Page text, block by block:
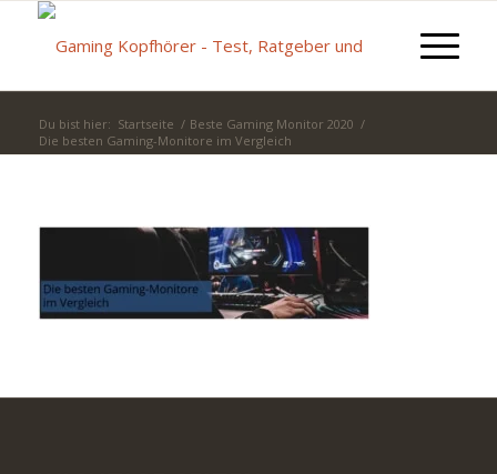
Du bist hier: Startseite / Beste Gaming Monitor 2020 /
Die besten Gaming-Monitore im Vergleich